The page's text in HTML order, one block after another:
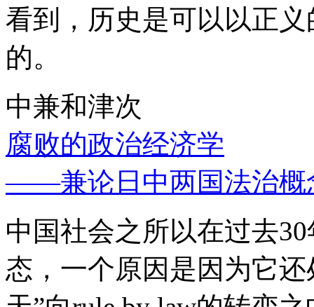
看到，历史是可以以正
的。
中兼和津次
腐败的政治经济学
——兼论日中两国法治概
中国社会之所以在过去
态，一个原因是因为它